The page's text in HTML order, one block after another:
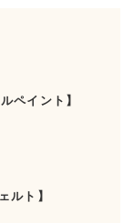
ペイント】
ルト】